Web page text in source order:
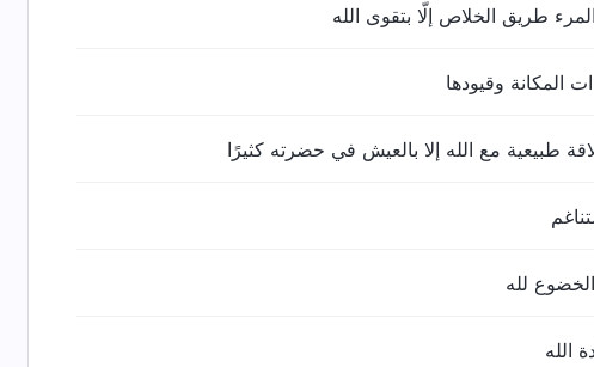
طريق الخلاص إلّا بتقوى الله
المكانة وقيودها
طبيعية مع الله إلا بالعيش في حضرته كثيرًا
لله
الله